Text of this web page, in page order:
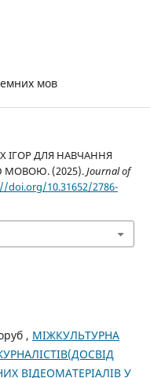
мов
ІГОР ДЛЯ НАВЧАННЯ
МОВОЮ. (2025).Journal of
doi.org/10.31652/2786-
, МІЖКУЛЬТУРНА
ВІДЕОМАТЕРІАЛІВ У